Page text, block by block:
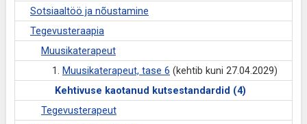
Sotsiaaltöö ja nõustamine
Tegevusteraapia
Muusikaterapeut
1. Muusikaterapeut, tase 6 (kehtib kuni 27.04.2029)
Kehtivuse kaotanud kutsestandardid (4)
Tegevusterapeut